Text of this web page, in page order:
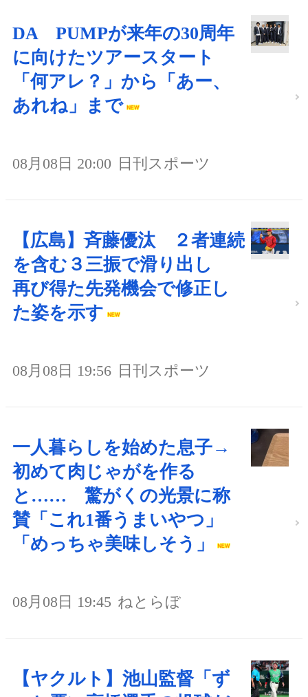
DA PUMPが来年の30周年
に向けたツアースタート
「何アレ？」から「あー、
あれね」まで
08月08日 20:00 日刊スポーツ
【広島】斉藤優汰 ２者連続
を含む３三振で滑り出し
再び得た先発機会で修正し
た姿を示す
08月08日 19:56 日刊スポーツ
一人暮らしを始めた息子→
初めて肉じゃがを作る
と…… 驚がくの光景に称
賛「これ1番うまいやつ」
「めっちゃ美味しそう」
08月08日 19:45 ねとらぼ
【ヤクルト】池山監督「ず